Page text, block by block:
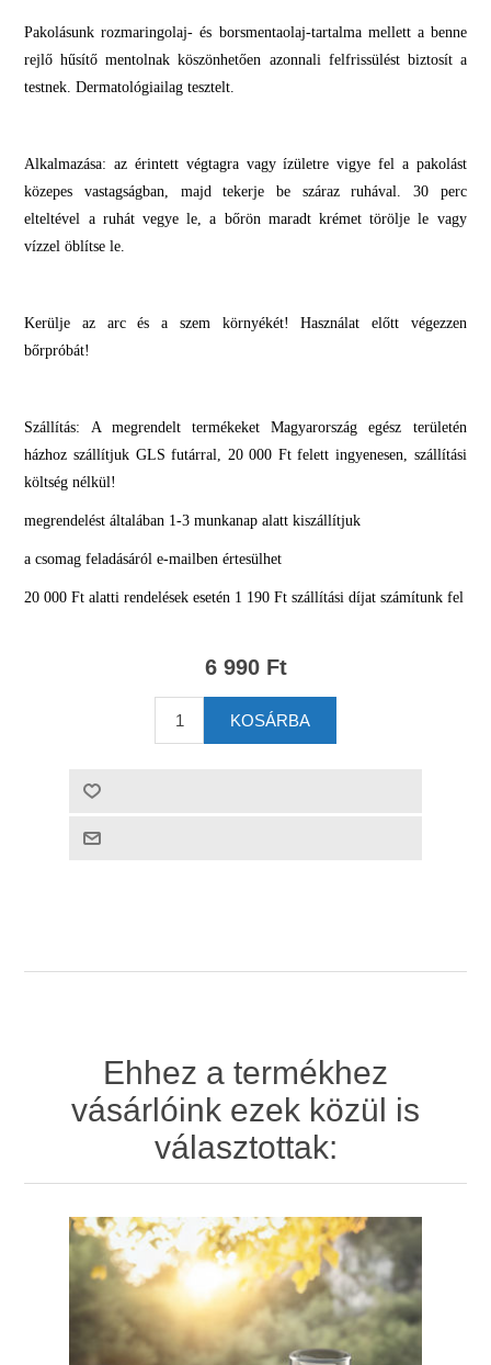
Pakolásunk rozmaringolaj- és borsmentaolaj-tartalma mellett a benne
rejlő hűsítő mentolnak köszönhetően azonnali felfrissülést biztosít a
testnek. Dermatológiailag tesztelt.
Alkalmazása: az érintett végtagra vagy ízületre vigye fel a pakolást
közepes vastagságban, majd tekerje be száraz ruhával. 30 perc
elteltével a ruhát vegye le, a bőrön maradt krémet törölje le vagy
vízzel öblítse le.
Kerülje az arc és a szem környékét! Használat előtt végezzen
bőrpróbát!
Szállítás: A megrendelt termékeket Magyarország egész területén
házhoz szállítjuk GLS futárral, 20 000 Ft felett ingyenesen, szállítási
költség nélkül!
megrendelést általában 1-3 munkanap alatt kiszállítjuk
a csomag feladásáról e-mailben értesülhet
20 000 Ft alatti rendelések esetén 1 190 Ft szállítási díjat számítunk fel
6 990 Ft
Ehhez a termékhez
vásárlóink ezek közül is
választottak: